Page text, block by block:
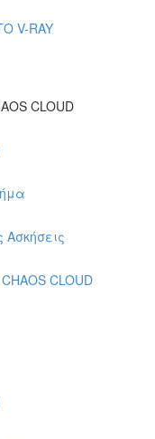
V-RAY
CLOUD
Ασκήσεις
CLOUD